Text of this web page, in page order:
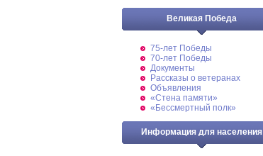
Великая Победа
75-лет Победы
70-лет Победы
Документы
Рассказы о ветеранах
Объявления
«Стена памяти»
«Бессмертный полк»
Информация для населения